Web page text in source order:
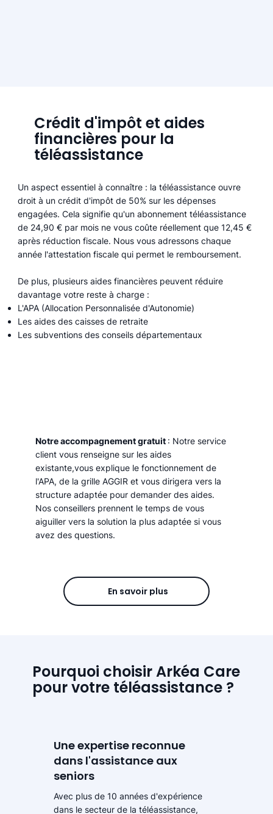
Crédit d'impôt et aides
financières pour la
téléassistance
Un aspect essentiel à connaître : la téléassistance ouvre
droit à un crédit d'impôt de 50% sur les dépenses
engagées. Cela signifie qu'un abonnement téléassistance
de 24,90 € par mois ne vous coûte réellement que 12,45 €
après réduction fiscale. Nous vous adressons chaque
année l'attestation fiscale qui permet le remboursement.
De plus, plusieurs aides financières peuvent réduire
davantage votre reste à charge :
L'APA (Allocation Personnalisée d'Autonomie)
Les aides des caisses de retraite
Les subventions des conseils départementaux
Notre accompagnement gratuit : Notre service
client vous renseigne sur les aides
existante,vous explique le fonctionnement de
l'APA, de la grille AGGIR et vous dirigera vers la
structure adaptée pour demander des aides.
Nos conseillers prennent le temps de vous
aiguiller vers la solution la plus adaptée si vous
avez des questions.
En savoir plus
Pourquoi choisir Arkéa Care
pour votre téléassistance ?
Une expertise reconnue
dans l'assistance aux
seniors
Avec plus de 10 années d'expérience
dans le secteur de la téléassistance,